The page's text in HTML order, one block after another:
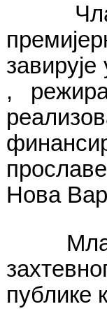
,
Нова
Млади
публике